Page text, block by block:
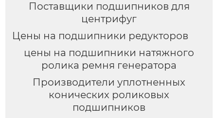
Поставщики подшипников для
центрифуг
Цены на подшипники редукторов
цены на подшипники натяжного
ролика ремня генератора
Производители уплотненных
конических роликовых
подшипников